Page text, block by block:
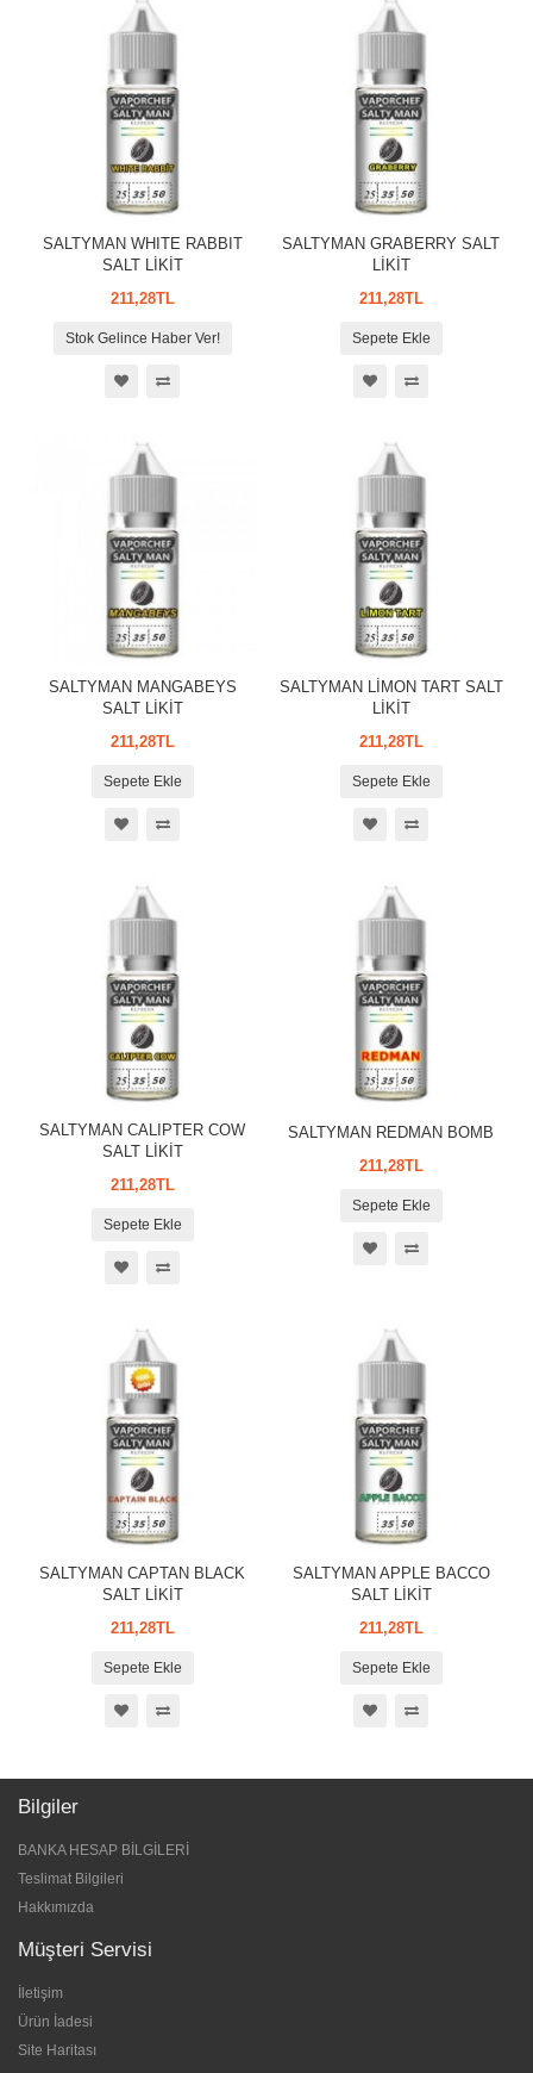
SALTYMAN WHITE RABBIT
SALT LİKİT
211,28TL
Stok Gelince Haber Ver!
SALTYMAN GRABERRY SALT
LİKİT
211,28TL
Sepete Ekle
SALTYMAN MANGABEYS
SALT LİKİT
211,28TL
Sepete Ekle
SALTYMAN LİMON TART SALT
LİKİT
211,28TL
Sepete Ekle
SALTYMAN CALIPTER COW
SALT LİKİT
211,28TL
Sepete Ekle
SALTYMAN REDMAN BOMB
211,28TL
Sepete Ekle
SALTYMAN CAPTAN BLACK
SALT LİKİT
211,28TL
Sepete Ekle
SALTYMAN APPLE BACCO
SALT LİKİT
211,28TL
Sepete Ekle
Bilgiler
BANKA HESAP BİLGİLERİ
Teslimat Bilgileri
Hakkımızda
Müşteri Servisi
İletişim
Ürün İadesi
Site Haritası